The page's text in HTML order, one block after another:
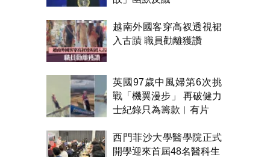
越南外國客穿高衩透視裙
入古蹟 職員勸離獲讚
英國97歲中風婦第6次挑
戰「機翼漫步」 再破健力
士紀錄只為籌款︱有片
西門菲沙大學醫學院正式
開學迎來首屆48名醫科生